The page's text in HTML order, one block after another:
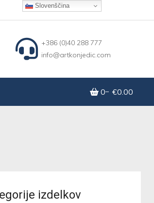
+386 (0)40 288 777
info@artkonjedic.com
0 €0.00
izdelkov
Slovenščina